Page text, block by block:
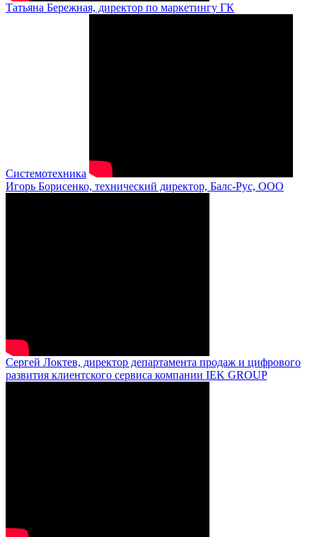
Татьяна Бережная, директор по маркетингу ГК
Системотехника
Игорь Борисенко, технический директор, Балс-Рус, ООО
Сергей Локтев, директор департамента продаж и цифрового
развития клиентского сервиса компании IEK GROUP